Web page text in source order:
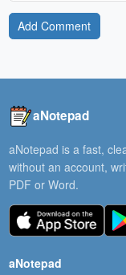
Add Comment
aNotepad
aNotepad is a fast,
without an account,
PDF or Word.
aNotepad